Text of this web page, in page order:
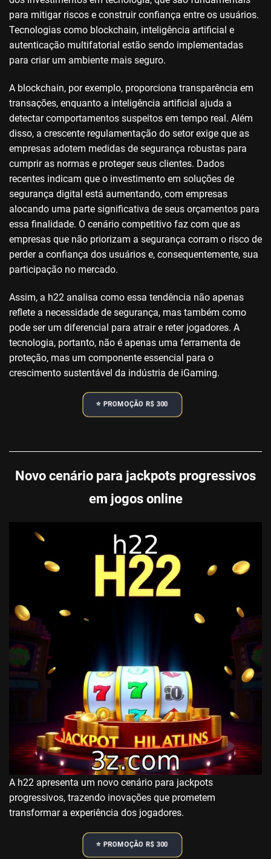
para mitigar riscos e construir confiança entre os usuários.
Tecnologias como blockchain, inteligência artificial e
autenticação multifatorial estão sendo implementadas
para criar um ambiente mais seguro.
A blockchain, por exemplo, proporciona transparência em
transações, enquanto a inteligência artificial ajuda a
detectar comportamentos suspeitos em tempo real. Além
disso, a crescente regulamentação do setor exige que as
empresas adotem medidas de segurança robustas para
cumprir as normas e proteger seus clientes. Dados
recentes indicam que o investimento em soluções de
segurança digital está aumentando, com empresas
alocando uma parte significativa de seus orçamentos para
essa finalidade. O cenário competitivo faz com que as
empresas que não priorizam a segurança corram o risco de
perder a confiança dos usuários e, consequentemente, sua
participação no mercado.
Assim, a h22 analisa como essa tendência não apenas
reflete a necessidade de segurança, mas também como
pode ser um diferencial para atrair e reter jogadores. A
tecnologia, portanto, não é apenas uma ferramenta de
proteção, mas um componente essencial para o
crescimento sustentável da indústria de iGaming.
⭐️ PROMOÇÃO R$ 300
Novo cenário para jackpots progressivos
em jogos online
A h22 apresenta um novo cenário para jackpots
progressivos, trazendo inovações que prometem
transformar a experiência dos jogadores.
⭐️ PROMOÇÃO R$ 300